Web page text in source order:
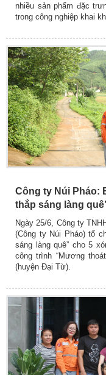
nhiều sản phẩm đặc
trong công nghiệp khai
Công ty Núi Pháo:
thắp sáng làng
Ngày 25/6, Công ty
(Công ty Núi Pháo) tổ
sáng làng quê” cho 5
công trình “Mương
(huyện Đại Từ).